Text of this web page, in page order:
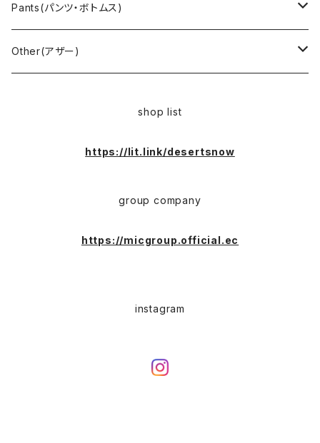
Cover all(カバーオール)
Nylon Jacket(ナイロンジャケット)
Leather Jacket(レザージャケット)
Russell（ラッセル）
Vest(ベスト)
Military （ミリタリー）
Euro(ヨーロッパ)
Work（ワーク）
PENDLETON（ペンドルトン）
Military (ミリタリー )
bowling（ボウリング）
Sport(スポーツ)
Harley Davidson(ハーレーダビッドソン)
Hard Rock CAFE(ハードロックカフェ)
Pants(パンツ・ボトムス)
Carhartt,Dickies(カーハート、ディッキーズ)
Other(アザー)
shop list
https://lit.link/desertsnow
group company
https://micgroup.official.ec
instagram